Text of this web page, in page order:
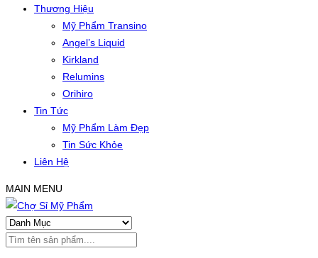
Thương Hiệu
Mỹ Phẩm Transino
Angel’s Liquid
Kirkland
Relumins
Orihiro
Tin Tức
Mỹ Phẩm Làm Đẹp
Tin Sức Khỏe
Liên Hệ
MAIN MENU